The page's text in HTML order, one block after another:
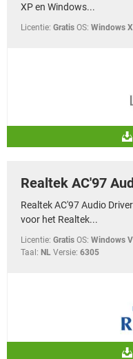
XP en Windows...
Licentie: Gratis OS: Windows
Realtek AC'97
Realtek AC'97 Audio
voor het Realtek...
Licentie: Gratis OS: Windows
Taal: NL Versie: 6305